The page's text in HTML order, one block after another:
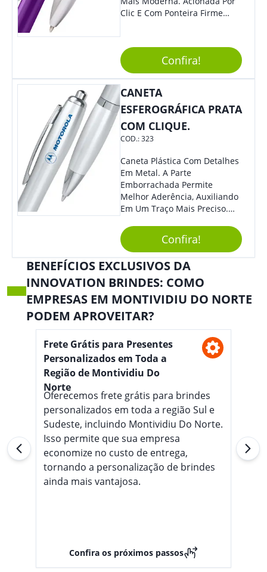
Clic E Com Ponteira Firme
Confira!
CANETA
ESFEROGRÁFICA PRATA
COM CLIQUE.
COD.:323
Caneta Plástica Com Detalhes
Em Metal. A Parte
Emborrachada Permite
Melhor Aderência, Auxiliando
Em Um Traço Mais Preciso.
Todo Tipo De Evento E
Público.
Confira!
BENEFÍCIOS EXCLUSIVOS DA
INNOVATION BRINDES: COMO
EMPRESAS EM MONTIVIDIU DO NORTE
PODEM APROVEITAR?
Frete Grátis para Presentes
Personalizados em Toda a
Região de Montividiu Do
Norte
Oferecemos frete grátis para brindes
personalizados em toda a região Sul e
Sudeste, incluindo Montividiu Do Norte.
Isso permite que sua empresa
economize no custo de entrega,
tornando a personalização de brindes
ainda mais vantajosa.
Confira os próximos passos